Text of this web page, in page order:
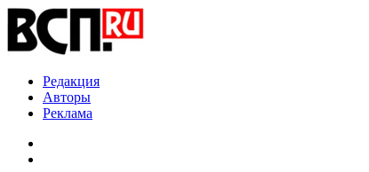
Редакция
Авторы
Реклама